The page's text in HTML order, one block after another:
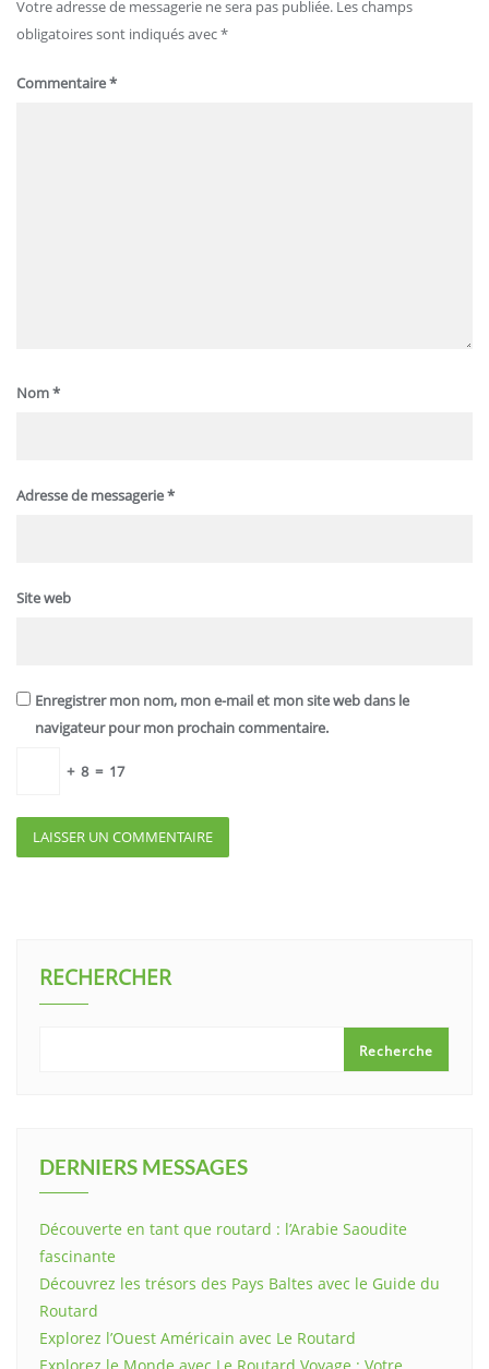
Votre adresse de messagerie ne sera pas publiée. Les champs
obligatoires sont indiqués avec*
Commentaire*
Nom*
Adresse de messagerie*
Site web
Enregistrer mon nom, mon e-mail et mon site web dans le
navigateur pour mon prochain commentaire.
+ 8 = 17
RECHERCHER
Recherche
DERNIERS MESSAGES
Découverte en tant que routard : l’Arabie Saoudite
fascinante
Découvrez les trésors des Pays Baltes avec le Guide du
Routard
Explorez l’Ouest Américain avec Le Routard